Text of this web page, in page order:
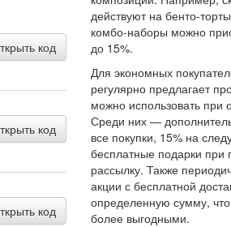
код
код
код
действуют на бенто-
комбо-наборы можно
до 15%.
Для экономных
регулярно предлагает
можно использовать при
Среди них —
все покупки, 15% на
бесплатные подарки при
рассылку. Также
акции с бесплатной
определенную сумму,
более выгодными.